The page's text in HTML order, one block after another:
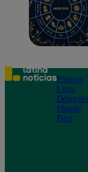
Política
Lima
Deportes
Mundo
Perú